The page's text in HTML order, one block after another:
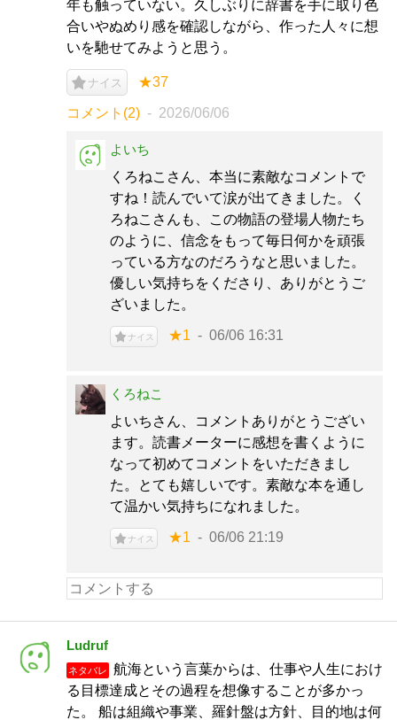
年も触っていない。久しぶりに辞書を手に取り色
合いやぬめり感を確認しながら、作った人々に想
いを馳せてみようと思う。
ナイス ★37
コメント(2) 2026/06/06
よいち
くろねこさん、本当に素敵なコメントで
すね！読んでいて涙が出てきました。く
ろねこさんも、この物語の登場人物たち
のように、信念をもって毎日何かを頑張
っている方なのだろうなと思いました。
優しい気持ちをくださり、ありがとうご
ざいました。
ナイス ★1 06/06 16:31
くろねこ
よいちさん、コメントありがとうござい
ます。読書メーターに感想を書くように
なって初めてコメントをいただきまし
た。とても嬉しいです。素敵な本を通し
て温かい気持ちになれました。
ナイス ★1 06/06 21:19
Ludruf
ネタバレ
航海という言葉からは、仕事や人生におけ
る目標達成とその過程を想像することが多かっ
た。 船は組織や事業、羅針盤は方針、目的地は何